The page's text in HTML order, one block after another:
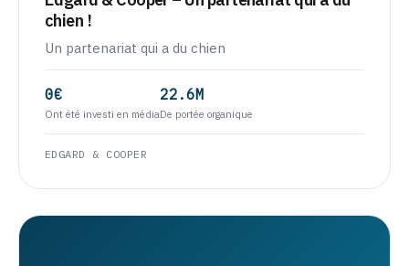
chien !
Un partenariat qui a du chien
0€
Ont été investi en média
22.6M
De portée organique
EDGARD & COOPER